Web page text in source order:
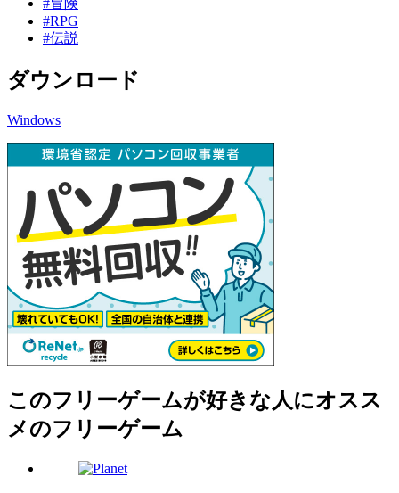
#RPG
#伝説
ダウンロード
Windows
このフリーゲームが好きな人にオスス
メのフリーゲーム